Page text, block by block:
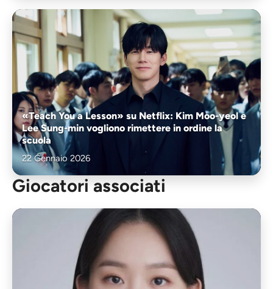
«Teach You a Lesson» su Netflix: Kim Moo-yeol e
Lee Sung-min vogliono rimettere in ordine la
scuola
22 Gennaio 2026
Giocatori associati